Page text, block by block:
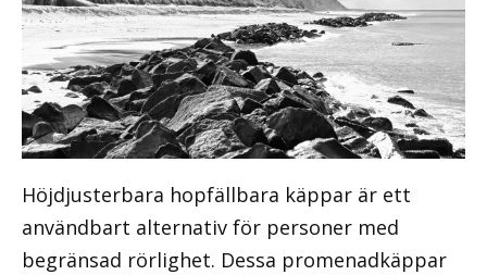
Höjdjusterbara hopfällbara käppar är ett
användbart alternativ för personer med
begränsad rörlighet. Dessa promenadkäppar